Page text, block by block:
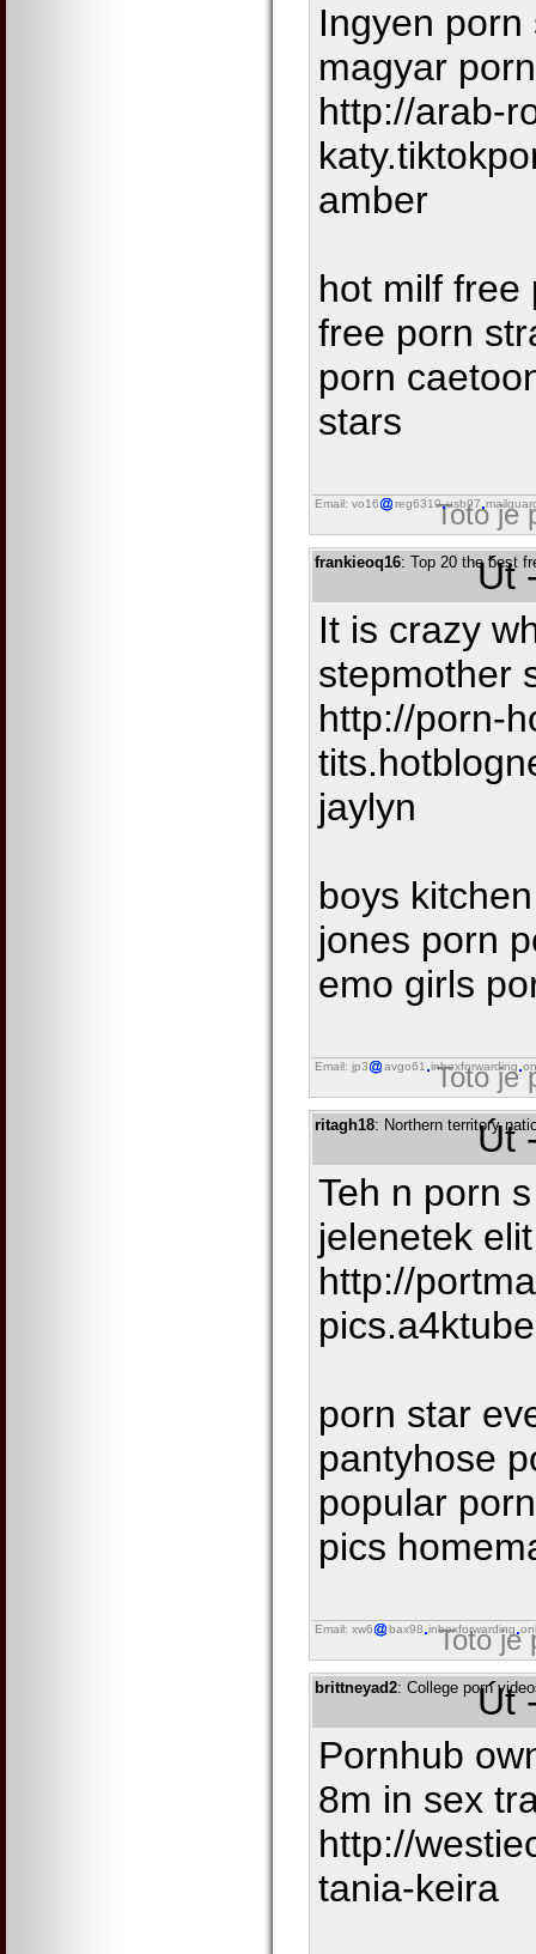
Ingyen
magyar
http://arab-
amber
hot milf free
free porn
porn
stars
Email: vo16 reg6310 usb97
Toto je
frankieoq16: Top 20 the best
Út
It is crazy
stepmother
http://porn-
jaylyn
boys
jones porn
emo girls
Email: jp3 avgo61 inboxforwarding
Toto je
ritagh18: Northern territory
Út
Teh n porn
jelenetek
http://
porn star
pantyhose
popular
pics
Email: xw6 bax98 inboxforwarding
Toto je
brittneyad2: College pornÚt
Pornhub
8m in sex
http://
tania-keira